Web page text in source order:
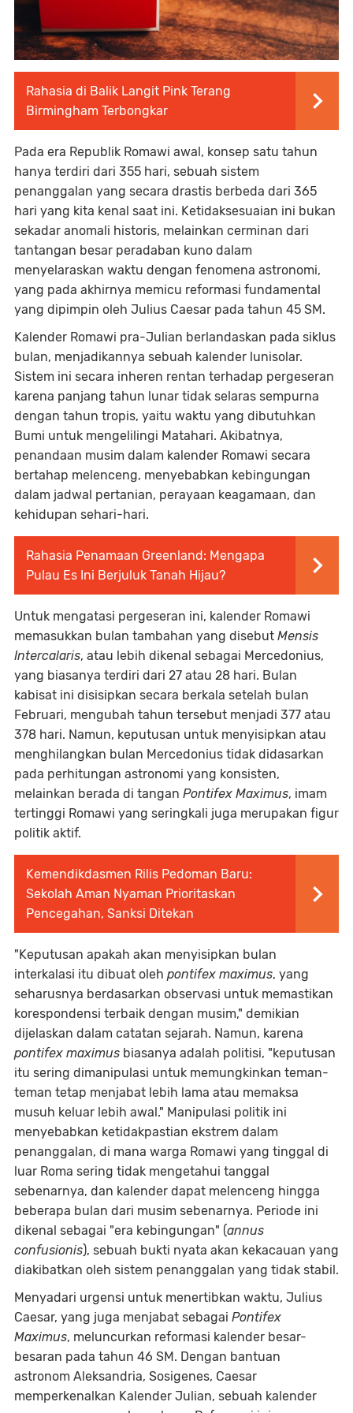
Rahasia di Balik Langit Pink Terang
Birmingham Terbongkar
Pada era Republik Romawi awal, konsep satu tahun
hanya terdiri dari 355 hari, sebuah sistem
penanggalan yang secara drastis berbeda dari 365
hari yang kita kenal saat ini. Ketidaksesuaian ini bukan
sekadar anomali historis, melainkan cerminan dari
tantangan besar peradaban kuno dalam
menyelaraskan waktu dengan fenomena astronomi,
yang pada akhirnya memicu reformasi fundamental
yang dipimpin oleh Julius Caesar pada tahun 45 SM.
Kalender Romawi pra-Julian berlandaskan pada siklus
bulan, menjadikannya sebuah kalender lunisolar.
Sistem ini secara inheren rentan terhadap pergeseran
karena panjang tahun lunar tidak selaras sempurna
dengan tahun tropis, yaitu waktu yang dibutuhkan
Bumi untuk mengelilingi Matahari. Akibatnya,
penandaan musim dalam kalender Romawi secara
bertahap melenceng, menyebabkan kebingungan
dalam jadwal pertanian, perayaan keagamaan, dan
kehidupan sehari-hari.
Rahasia Penamaan Greenland: Mengapa
Pulau Es Ini Berjuluk Tanah Hijau?
Untuk mengatasi pergeseran ini, kalender Romawi
memasukkan bulan tambahan yang disebut Mensis
Intercalaris, atau lebih dikenal sebagai Mercedonius,
yang biasanya terdiri dari 27 atau 28 hari. Bulan
kabisat ini disisipkan secara berkala setelah bulan
Februari, mengubah tahun tersebut menjadi 377 atau
378 hari. Namun, keputusan untuk menyisipkan atau
menghilangkan bulan Mercedonius tidak didasarkan
pada perhitungan astronomi yang konsisten,
melainkan berada di tangan Pontifex Maximus, imam
tertinggi Romawi yang seringkali juga merupakan figur
politik aktif.
Kemendikdasmen Rilis Pedoman Baru:
Sekolah Aman Nyaman Prioritaskan
Pencegahan, Sanksi Ditekan
"Keputusan apakah akan menyisipkan bulan
interkalasi itu dibuat oleh pontifex maximus, yang
seharusnya berdasarkan observasi untuk memastikan
korespondensi terbaik dengan musim," demikian
dijelaskan dalam catatan sejarah. Namun, karena
pontifex maximus biasanya adalah politisi, "keputusan
itu sering dimanipulasi untuk memungkinkan teman-
teman tetap menjabat lebih lama atau memaksa
musuh keluar lebih awal." Manipulasi politik ini
menyebabkan ketidakpastian ekstrem dalam
penanggalan, di mana warga Romawi yang tinggal di
luar Roma sering tidak mengetahui tanggal
sebenarnya, dan kalender dapat melenceng hingga
beberapa bulan dari musim sebenarnya. Periode ini
dikenal sebagai "era kebingungan" (annus
confusionis), sebuah bukti nyata akan kekacauan yang
diakibatkan oleh sistem penanggalan yang tidak stabil.
Menyadari urgensi untuk menertibkan waktu, Julius
Caesar, yang juga menjabat sebagai Pontifex
Maximus, meluncurkan reformasi kalender besar-
besaran pada tahun 46 SM. Dengan bantuan
astronom Aleksandria, Sosigenes, Caesar
memperkenalkan Kalender Julian, sebuah kalender